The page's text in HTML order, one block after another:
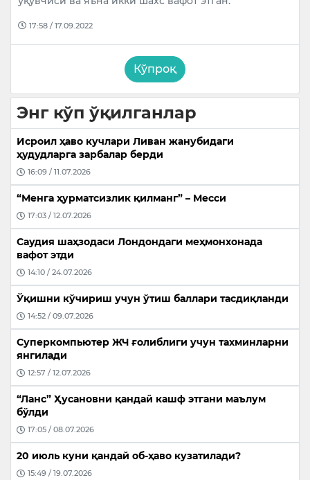
17:58 / 17.09.2022
Кўпроқ
Энг кўп ўқилганлар
Исроил ҳаво кучлари Ливан жанубидаги
ҳудудларга зарбалар берди
16:09 / 11.07.2026
“Менга ҳурматсизлик қилманг” – Месси
17:03 / 12.07.2026
Саудия шаҳзодаси Лондондаги меҳмонхонада
вафот этди
14:10 / 24.07.2026
Ўқишни кўчириш учун ўтиш баллари тасдиқланди
14:52 / 09.07.2026
Суперкомпьютер ЖЧ ғолиблиги учун тахминларни
янгилади
12:57 / 12.07.2026
“Ланс” Ҳусановни қандай кашф этгани маълум
бўлди
17:05 / 08.07.2026
20 июль куни қандай об-ҳаво кузатилади?
15:49 / 19.07.2026